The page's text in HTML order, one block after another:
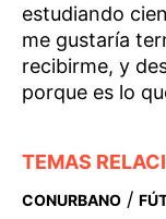
estudiando
me gustaría
recibirme, y
porque es lo
TEMAS
CONURBANO /